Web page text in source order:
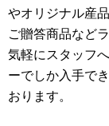
やオリジナル産
ご贈答商品など
気軽にスタッフ
ーでしか入手で
おります。